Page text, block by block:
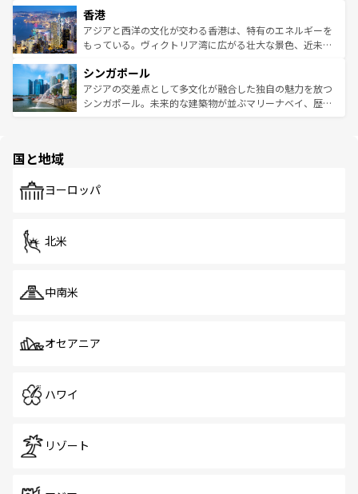
とつ。フォーやバインミー、ベトナムコーヒーなどは、ぜ
ひ現地で味わいたい。どの地域を訪れてもあたたかい人々
が旅行者を迎えてくれるので、きっと忘れられない旅にな
参照してほしい。
の活気が交差している。北部ではチェンマイなどの山岳地
帯で自然と触れ合い、南部ではプーケットやクラビの美し
いビーチでリゾート気分を楽しむことができる。タイ料理
激する。気候は一年中温暖で、どの季節にも異なる楽しみ
が待っている。親しみやすいタイの人々、仏教を中心とし
た文化、そして多様な観光資源が、訪れる旅人を魅了し続
香港
アジアと西洋の文化が交わる香港は、特有のエネルギーを
もっている。ヴィクトリア湾に広がる壮大な景色、近未来
み、どこを訪れても感動するはず。観光スポットが密集し
ており、効率よく見どころを回れるのも魅力。息をのむよ
うな絶景から文化的な体験まで、香港を存分に楽しみ尽く
シンガポール
アジアの交差点として多文化が融合した独自の魅力を放つ
シンガポール。未来的な建築物が並ぶマリーナベイ、歴史
で、ホーカーズは地元の風情を楽しめる外せないスポット
国と地域
ヨーロッパ
北米
中南米
オセアニア
ハワイ
リゾート